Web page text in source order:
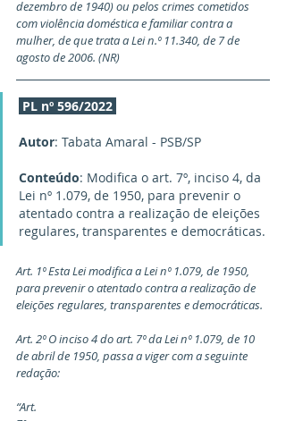
dezembro de 1940) ou pelos crimes cometidos
com violência doméstica e familiar contra a
mulher, de que trata a Lei n.º 11.340, de 7 de
agosto de 2006. (NR)
PL nº 596/2022
Autor: Tabata Amaral - PSB/SP
Conteúdo: Modifica o art. 7º, inciso 4, da
Lei nº 1.079, de 1950, para prevenir o
atentado contra a realização de eleições
regulares, transparentes e democráticas.
Art. 1º Esta Lei modifica a Lei nº 1.079, de 1950,
para prevenir o atentado contra a realização de
eleições regulares, transparentes e democráticas.
Art. 2º O inciso 4 do art. 7º da Lei nº 1.079, de 10
de abril de 1950, passa a viger com a seguinte
redação:
“Art.